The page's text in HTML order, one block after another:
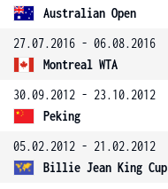
Australian Open
27.07.2016 - 06.08.2016
Montreal WTA
30.09.2012 - 23.10.2012
Peking
05.02.2012 - 21.02.2012
Billie Jean King Cup